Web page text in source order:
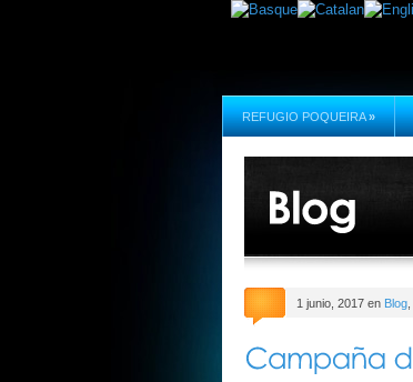
REFUGIO POQUEIRA »
1 junio, 2017 en Blog